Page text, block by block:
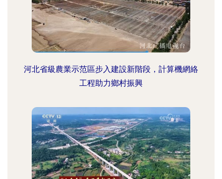
河北省級農業示范區步入建設新階段，計算機網絡
工程助力鄉村振興